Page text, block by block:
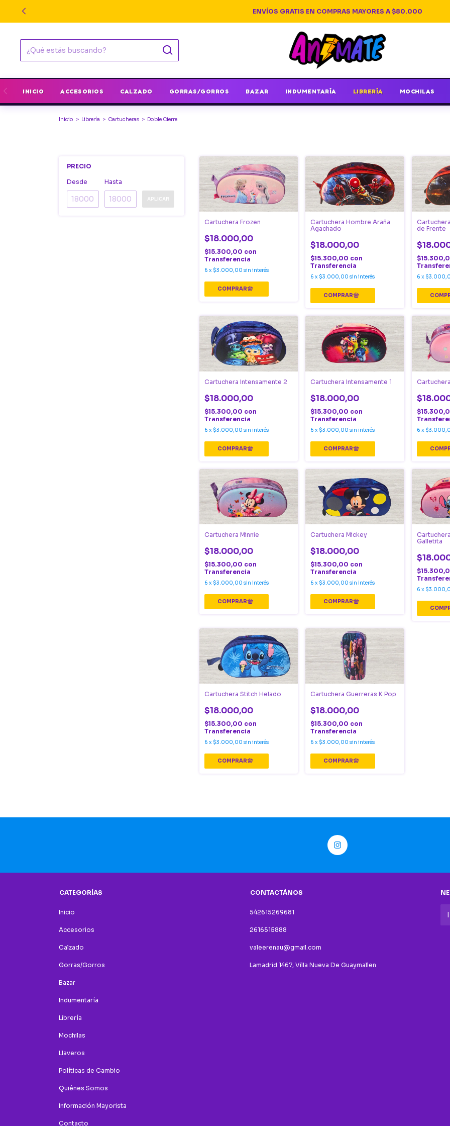
ENVÍOS GRATIS EN COMPRAS MAYORES A $80.000
INICIO ACCESORIOS CALZADO GORRAS/GORROS BAZAR INDUMENTARÍA LIBRERÍA MOCHILAS
Inicio > Librería > Cartucheras > Doble Cierre
PRECIO
Desde Hasta
APLICAR
Cartuchera Frozen
$18.000,00
$15.300,00 con
Transferencia
6 x $3.000,00 sin interés
Cartuchera Hombre Araña
Agachado
$18.000,00
$15.300,00 con
Transferencia
6 x $3.000,00 sin interés
de Frente
6 x
Cartuchera Intensamente 2
$18.000,00
$15.300,00 con
Transferencia
6 x $3.000,00 sin interés
Cartuchera Intensamente 1
$18.000,00
$15.300,00 con
Transferencia
6 x $3.000,00 sin interés 6 x
Cartuchera Minnie
$18.000,00
$15.300,00 con
Transferencia
6 x $3.000,00 sin interés
Cartuchera Mickey
$18.000,00
$15.300,00 con
Transferencia
6 x $3.000,00 sin interés
Galletita
6 x
Cartuchera Stitch Helado
$18.000,00
$15.300,00 con
Transferencia
6 x $3.000,00 sin interés
Cartuchera Guerreras K Pop
$18.000,00
$15.300,00 con
Transferencia
6 x $3.000,00 sin interés
CATEGORÍAS
Inicio
Accesorios
Calzado
Gorras/Gorros
Bazar
Indumentaría
Librería
Mochilas
Llaveros
Políticas de Cambio
Quiénes Somos
Información Mayorista
Contacto
CONTACTÁNOS
542615269681
2616515888
valeerenau@gmail.com
Lamadrid 1467, Villa Nueva De Guaymallen